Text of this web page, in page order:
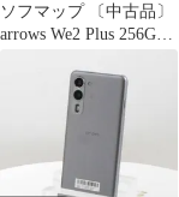
ソフマップ 〔中古品〕
arrows We2 Plus 256GB
M06 楽天 SIMフリー